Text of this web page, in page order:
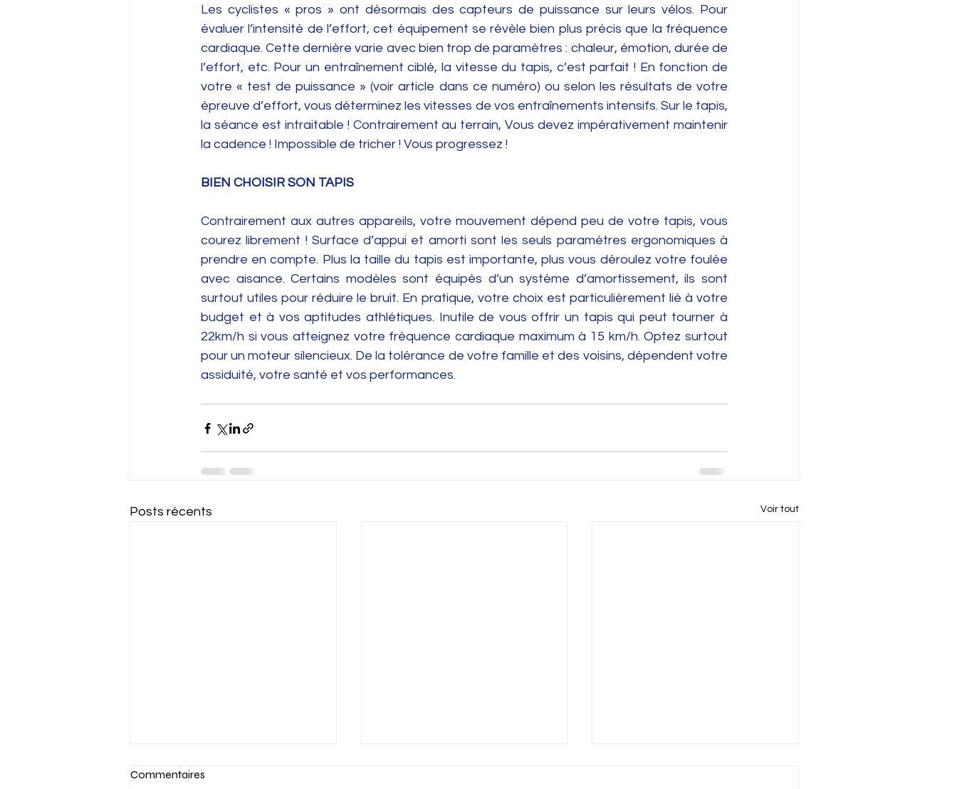
Les cyclistes « pros » ont désormais des capteurs de puissance sur leurs vélos. Pour
évaluer l’intensité de l’effort, cet équipement se révèle bien plus précis que la fréquence
cardiaque. Cette dernière varie avec bien trop de paramètres : chaleur, émotion, durée de
l’effort, etc. Pour un entraînement ciblé, la vitesse du tapis, c’est parfait ! En fonction de
votre « test de puissance » (voir article dans ce numéro) ou selon les résultats de votre
épreuve d’effort, vous déterminez les vitesses de vos entraînements intensifs. Sur le tapis,
la séance est intraitable ! Contrairement au terrain, Vous devez impérativement maintenir
la cadence ! Impossible de tricher ! Vous progressez !
BIEN CHOISIR SON TAPIS
Contrairement aux autres appareils, votre mouvement dépend peu de votre tapis, vous
courez librement ! Surface d’appui et amorti sont les seuls paramètres ergonomiques à
prendre en compte. Plus la taille du tapis est importante, plus vous déroulez votre foulée
avec aisance. Certains modèles sont équipés d’un système d’amortissement, ils sont
surtout utiles pour réduire le bruit. En pratique, votre choix est particulièrement lié à votre
budget et à vos aptitudes athlétiques. Inutile de vous offrir un tapis qui peut tourner à
22km/h si vous atteignez votre fréquence cardiaque maximum à 15 km/h. Optez surtout
pour un moteur silencieux. De la tolérance de votre famille et des voisins, dépendent votre
assiduité, votre santé et vos performances.
Posts récents Voir tout
Commentaires